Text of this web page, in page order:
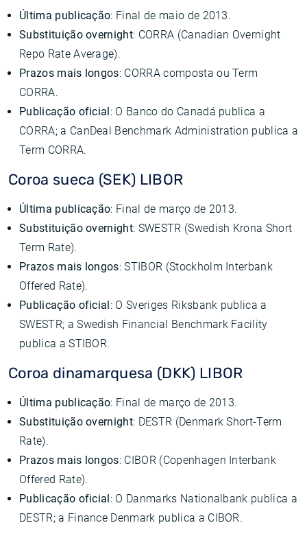
Última publicação: Final de maio de 2013.
Substituição overnight: CORRA (Canadian Overnight
Repo Rate Average).
Prazos mais longos: CORRA composta ou Term
CORRA.
Publicação oficial: O Banco do Canadá publica a
CORRA; a CanDeal Benchmark Administration publica a
Term CORRA.
Coroa sueca (SEK) LIBOR
Última publicação: Final de março de 2013.
Substituição overnight: SWESTR (Swedish Krona Short
Term Rate).
Prazos mais longos: STIBOR (Stockholm Interbank
Offered Rate).
Publicação oficial: O Sveriges Riksbank publica a
SWESTR; a Swedish Financial Benchmark Facility
publica a STIBOR.
Coroa dinamarquesa (DKK) LIBOR
Última publicação: Final de março de 2013.
Substituição overnight: DESTR (Denmark Short-Term
Rate).
Prazos mais longos: CIBOR (Copenhagen Interbank
Offered Rate).
Publicação oficial: O Danmarks Nationalbank publica a
DESTR; a Finance Denmark publica a CIBOR.